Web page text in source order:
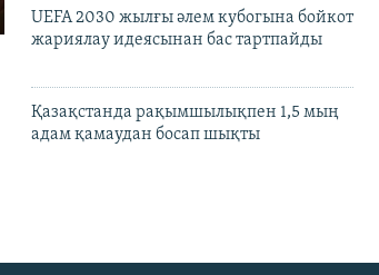
UEFA 2030 жылғы әлем кубогына бойкот
жариялау идеясынан бас тартпайды
Қазақстанда рақымшылықпен 1,5 мың
адам қамаудан босап шықты